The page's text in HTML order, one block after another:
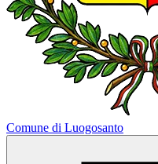
Comune di Luogosanto